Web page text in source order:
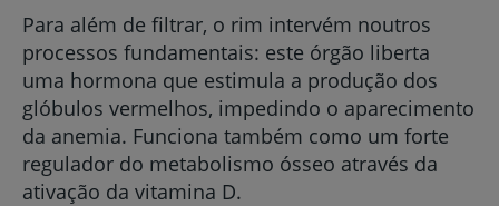
Para além de filtrar, o rim intervém noutros
processos fundamentais: este órgão liberta
uma hormona que estimula a produção dos
glóbulos vermelhos, impedindo o aparecimento
da anemia. Funciona também como um forte
regulador do metabolismo ósseo através da
ativação da vitamina D.